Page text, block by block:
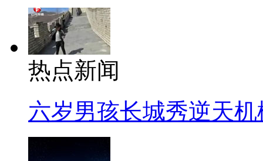
热点新闻
六岁男孩长城秀逆天机